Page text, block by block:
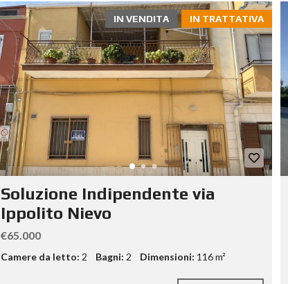
IN TRATTATIVA
IN VENDITA
Soluzione Indipendente via
Ippolito Nievo
€65.000
Camere da letto: 2 Bagni: 2 Dimensioni: 116 m²